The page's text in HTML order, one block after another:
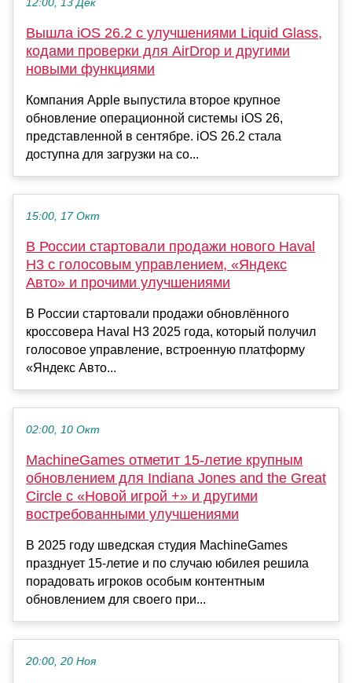
12:00, 13 Дек
Вышла iOS 26.2 с улучшениями Liquid Glass,
кодами проверки для AirDrop и другими
новыми функциями
Компания Apple выпустила второе крупное
обновление операционной системы iOS 26,
представленной в сентябре. iOS 26.2 стала
доступна для загрузки на со...
15:00, 17 Окт
В России стартовали продажи нового Haval
H3 с голосовым управлением, «Яндекс
Авто» и прочими улучшениями
В России стартовали продажи обновлённого
кроссовера Haval H3 2025 года, который получил
голосовое управление, встроенную платформу
«Яндекс Авто...
02:00, 10 Окт
MachineGames отметит 15-летие крупным
обновлением для Indiana Jones and the Great
Circle с «Новой игрой +» и другими
востребованными улучшениями
В 2025 году шведская студия MachineGames
празднует 15-летие и по случаю юбилея решила
порадовать игроков особым контентным
обновлением для своего при...
20:00, 20 Ноя